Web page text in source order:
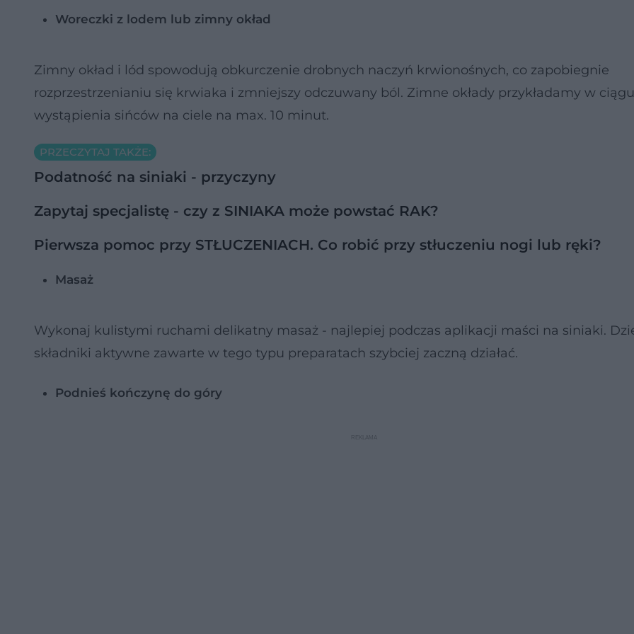
Woreczki z lodem lub zimny okład
Zimny okład i lód spowodują obkurczenie drobnych naczyń krwionośnych, co zapobiegnie
rozprzestrzenianiu się krwiaka i zmniejszy odczuwany ból. Zimne okłady przykładamy w
wystąpienia sińców na ciele na max. 10 minut.
PRZECZYTAJ TAKŻE:
Podatność na siniaki - przyczyny
Zapytaj specjalistę - czy z SINIAKA może powstać RAK?
Pierwsza pomoc przy STŁUCZENIACH. Co robić przy stłuczeniu nogi lub ręki?
Masaż
Wykonaj kulistymi ruchami delikatny masaż - najlepiej podczas aplikacji maści na siniaki.
składniki aktywne zawarte w tego typu preparatach szybciej zaczną działać.
Podnieś kończynę do góry